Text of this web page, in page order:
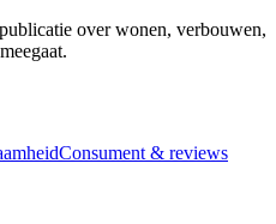
over wonen, verbouwen,
Consument & reviews